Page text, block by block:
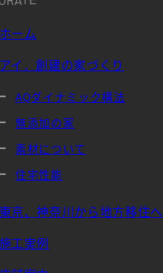
ホーム
アイ．創建の家づくり
AQダイナミック構法
無添加の家
素材について
住宅性能
東京、神奈川から地方移住へ
施工実例